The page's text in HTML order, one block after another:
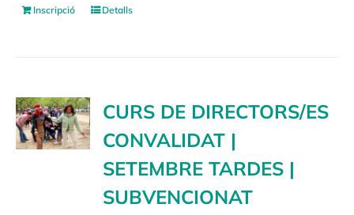
Inscripció Detalls
CURS DE DIRECTORS/ES
CONVALIDAT |
SETEMBRE TARDES |
SUBVENCIONAT